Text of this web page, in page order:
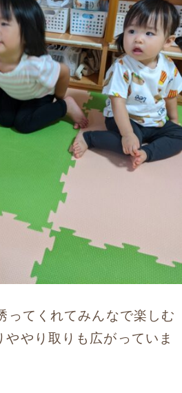
ってくれてみんなで楽しむ
ややり取りも広がっていま